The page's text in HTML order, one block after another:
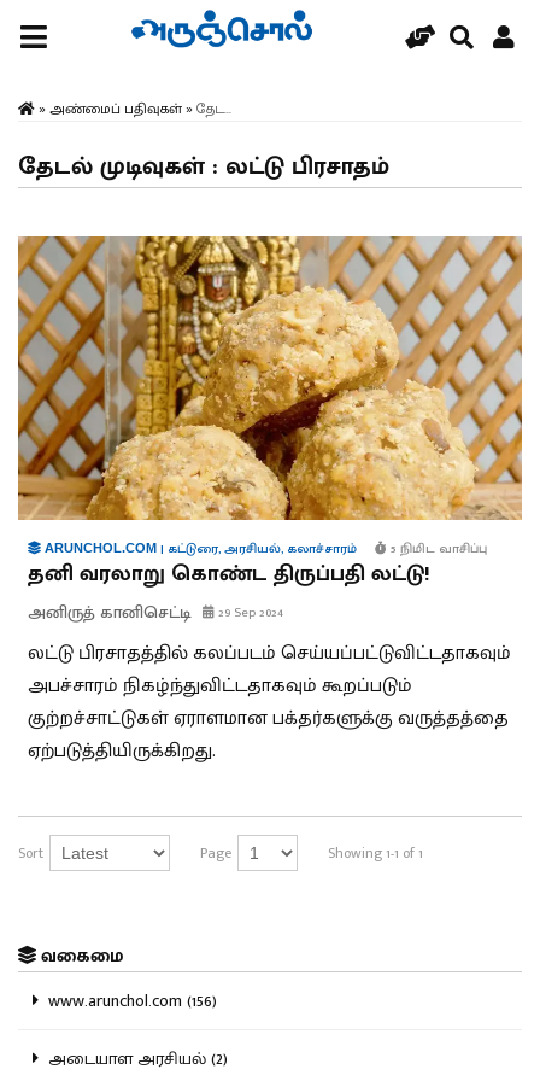
» அண்மைப் பதிவுகள்» தேட...
தேடல் முடிவுகள் : லட்டு பிரசாதம்
ARUNCHOL.COM | கட்டுரை,அரசியல், கலாச்சாரம் 5 நிமிட வாசிப்பு
தனி வரலாறு கொண்ட திருப்பதி லட்டு!
அனிருத் கானிசெட்டி 29 Sep 2024
லட்டு பிரசாதத்தில் கலப்படம் செய்யப்பட்டுவிட்டதாகவும்
அபச்சாரம் நிகழ்ந்துவிட்டதாகவும் கூறப்படும்
குற்றச்சாட்டுகள் ஏராளமான பக்தர்களுக்கு வருத்தத்தை
ஏற்படுத்தியிருக்கிறது.
Sort Page Showing 1-1 of 1
வகைமை
www.arunchol.com (156)
அடையாள அரசியல் (2)